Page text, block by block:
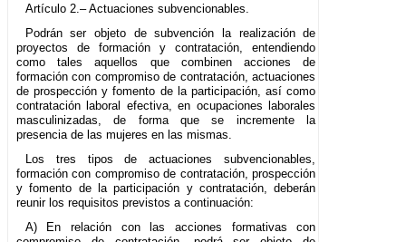
Artículo 2.– Actuaciones subvencionables.
Podrán ser objeto de subvención la realización de
proyectos de formación y contratación, entendiendo
como tales aquellos que combinen acciones de
formación con compromiso de contratación, actuaciones
de prospección y fomento de la participación, así como
contratación laboral efectiva, en ocupaciones laborales
masculinizadas, de forma que se incremente la
presencia de las mujeres en las mismas.
Los tres tipos de actuaciones subvencionables,
formación con compromiso de contratación, prospección
y fomento de la participación y contratación, deberán
reunir los requisitos previstos a continuación:
A) En relación con las acciones formativas con